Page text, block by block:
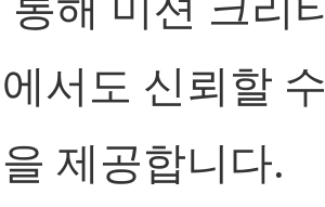
서도 신뢰할
제공합니다.